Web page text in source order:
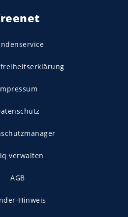
verwalten
AGB
Hinweis